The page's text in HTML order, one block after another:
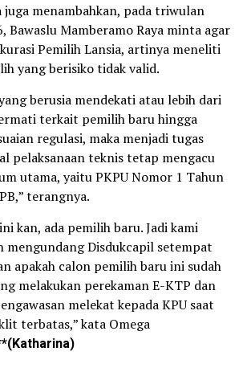
juga menambahkan, pada triwulan
Bawaslu Mamberamo Raya minta agar
Pemilih Lansia, artinya meneliti
yang berisiko tidak valid.
berusia mendekati atau lebih dari
terkait pemilih baru hingga
regulasi, maka menjadi tugas
pelaksanaan teknis tetap mengacu
utama, yaitu PKPU Nomor 1 Tahun
terangnya.
kan, ada pemilih baru. Jadi kami
mengundang Disdukcapil setempat
apakah calon pemilih baru ini sudah
melakukan perekaman E-KTP dan
melekat kepada KPU saat
terbatas,” kata Omega